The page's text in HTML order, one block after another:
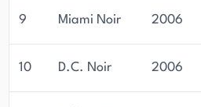
9 Miami Noir 2006
10 D.C. Noir 2006